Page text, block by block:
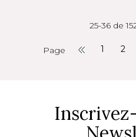
25-36 de
Page 1 2